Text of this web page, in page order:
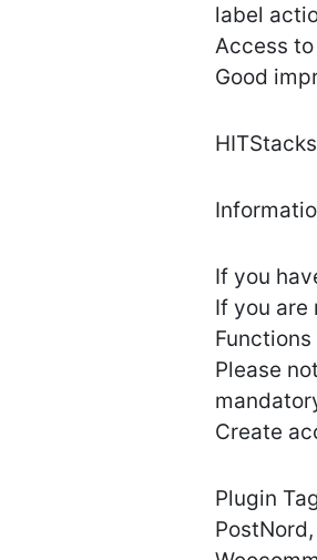
label
Access
Good
If you
If you are
Please
Create
Plugin